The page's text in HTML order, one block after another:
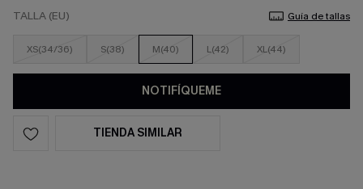
TALLA (EU) Guía de tallas
XS(34/36) S(38) M(40) L(42) XL(44)
NOTIFÍQUEME
TIENDA SIMILAR